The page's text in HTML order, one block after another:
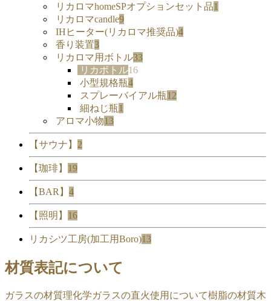
リカロマhomeSPオプションセット品1
リカロマcandle9
IHヒーター(リカロマ推奨品)4
香り装置3
リカロマ用ボトル33
リカボトル16
小型規格瓶4
スプレーバイアル瓶12
細ねじ瓶1
アロマ小物13
【サウナ】 2
【珈琲】 19
【BAR】 4
【照明】 16
リカシツ工房(加工用Boro)13
材質表記について
ガラスの材質理化学ガラスの直火使用について樹脂の材質木